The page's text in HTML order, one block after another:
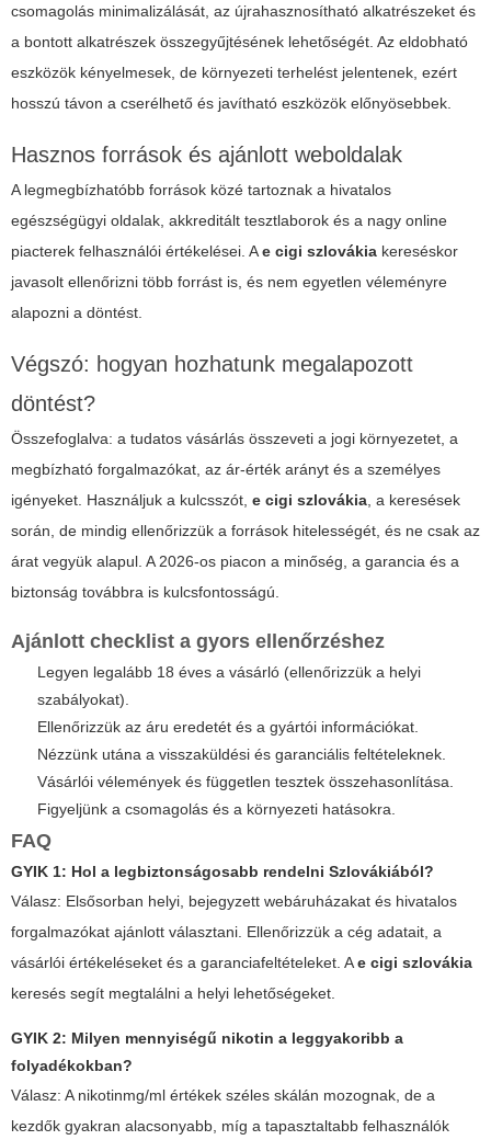
csomagolás minimalizálását, az újrahasznosítható alkatrészeket és
a bontott alkatrészek összegyűjtésének lehetőségét. Az eldobható
eszközök kényelmesek, de környezeti terhelést jelentenek, ezért
hosszú távon a cserélhető és javítható eszközök előnyösebbek.
Hasznos források és ajánlott weboldalak
A legmegbízhatóbb források közé tartoznak a hivatalos
egészségügyi oldalak, akkreditált tesztlaborok és a nagy online
piacterek felhasználói értékelései. Ae cigi szlovákia kereséskor
javasolt ellenőrizni több forrást is, és nem egyetlen véleményre
alapozni a döntést.
Végszó: hogyan hozhatunk megalapozott
döntést?
Összefoglalva: a tudatos vásárlás összeveti a jogi környezetet, a
megbízható forgalmazókat, az ár-érték arányt és a személyes
igényeket. Használjuk a kulcsszót, e cigi szlovákia , a keresések
során, de mindig ellenőrizzük a források hitelességét, és ne csak az
árat vegyük alapul. A 2026-os piacon a minőség, a garancia és a
biztonság továbbra is kulcsfontosságú.
Ajánlott checklist a gyors ellenőrzéshez
Legyen legalább 18 éves a vásárló (ellenőrizzük a helyi
szabályokat).
Ellenőrizzük az áru eredetét és a gyártói információkat.
Nézzünk utána a visszaküldési és garanciális feltételeknek.
Vásárlói vélemények és független tesztek összehasonlítása.
Figyeljünk a csomagolás és a környezeti hatásokra.
FAQ
GYIK 1: Hol a legbiztonságosabb rendelni Szlovákiából?
Válasz: Elsősorban helyi, bejegyzett webáruházakat és hivatalos
forgalmazókat ajánlott választani. Ellenőrizzük a cég adatait, a
vásárlói értékeléseket és a garanciafeltételeket. Ae cigi szlovákia
keresés segít megtalálni a helyi lehetőségeket.
GYIK 2: Milyen mennyiségű nikotin a leggyakoribb a
folyadékokban?
Válasz: A nikotinmg/ml értékek széles skálán mozognak, de a
kezdők gyakran alacsonyabb, míg a tapasztaltabb felhasználók